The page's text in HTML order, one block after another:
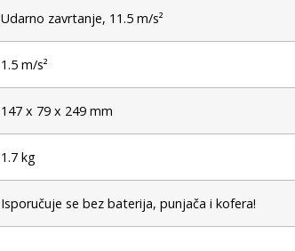
Udarno zavrtanje, 11.5 m/s²
1.5 m/s²
147 x 79 x 249 mm
1.7 kg
Isporučuje se bez baterija, punjača i kofera!